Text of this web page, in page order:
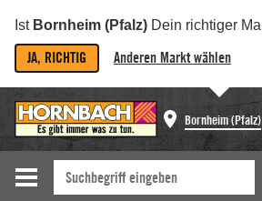
Ist Bornheim (Pfalz) Dein richtiger
JA, RICHTIG Anderen Markt wählen
Bornheim (Pfalz)